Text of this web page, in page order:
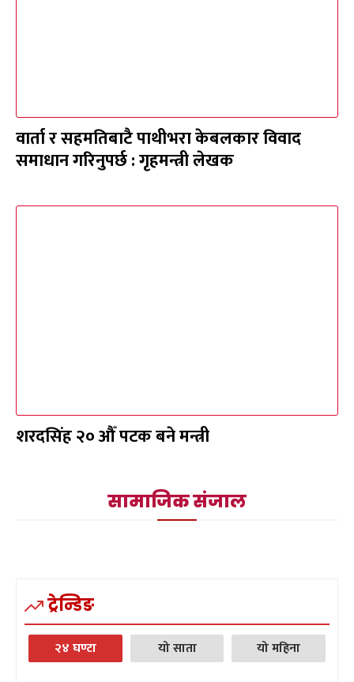
वार्ता र सहमतिबाटै पाथीभरा केबलकार विवाद
समाधान गरिनुपर्छ : गृहमन्त्री लेखक
शरदसिंह २० औँ पटक बने मन्त्री
सामाजिक संजाल
ट्रेन्डिङ
२४ घण्टा यो साता यो महिना